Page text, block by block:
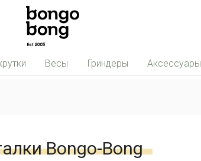
Весы Гриндеры Аксессуары
Bongo-Bong